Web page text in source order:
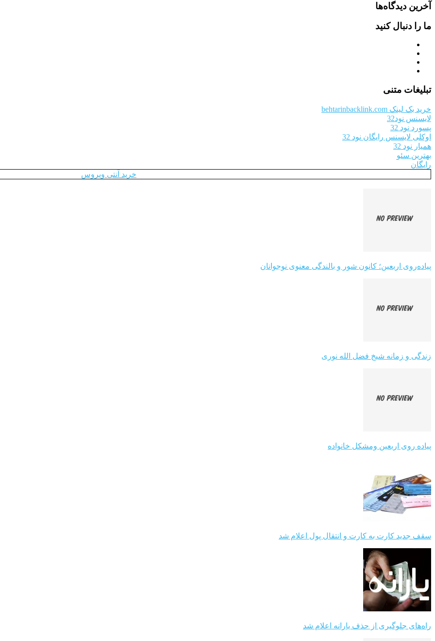
آخرین دیدگاه‌ها
ما را دنبال کنید
تبلیغات متنی
خرید بک لینک behtarinbacklink.com
لایسنس نود32
پسورد نود 32
اوکلی لایسنس رایگان نود 32
همیار نود 32
بهترین سئو
رایگان
خرید آنتی ویروس
پیاده‌روی اربعین؛ کانون شور و بالندگی معنوی نوجوانان
زندگی و زمانه شیخ فضل الله نوری
پیاده روی اربعین ومشکل خانواده
سقف جدید کارت به کارت و انتقال پول اعلام شد
راه‌های جلوگیری از حذف یارانه اعلام شد